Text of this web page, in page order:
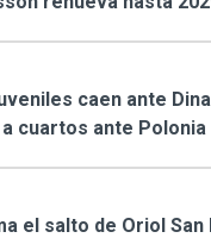
caen ante
cuartos ante Polonia
el salto de Oriol San